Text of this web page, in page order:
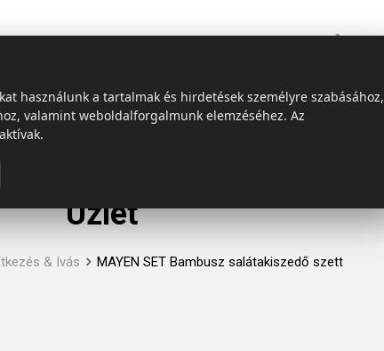
Emblémázás és szállítás Tech = Kedvező ár ESG
Üzlet
& Ivás MAYEN SET Bambusz salátakiszedő szett
használunk a tartalmak és hirdetések személyre szabásához,
valamint weboldalforgalmunk elemzéséhez. Az